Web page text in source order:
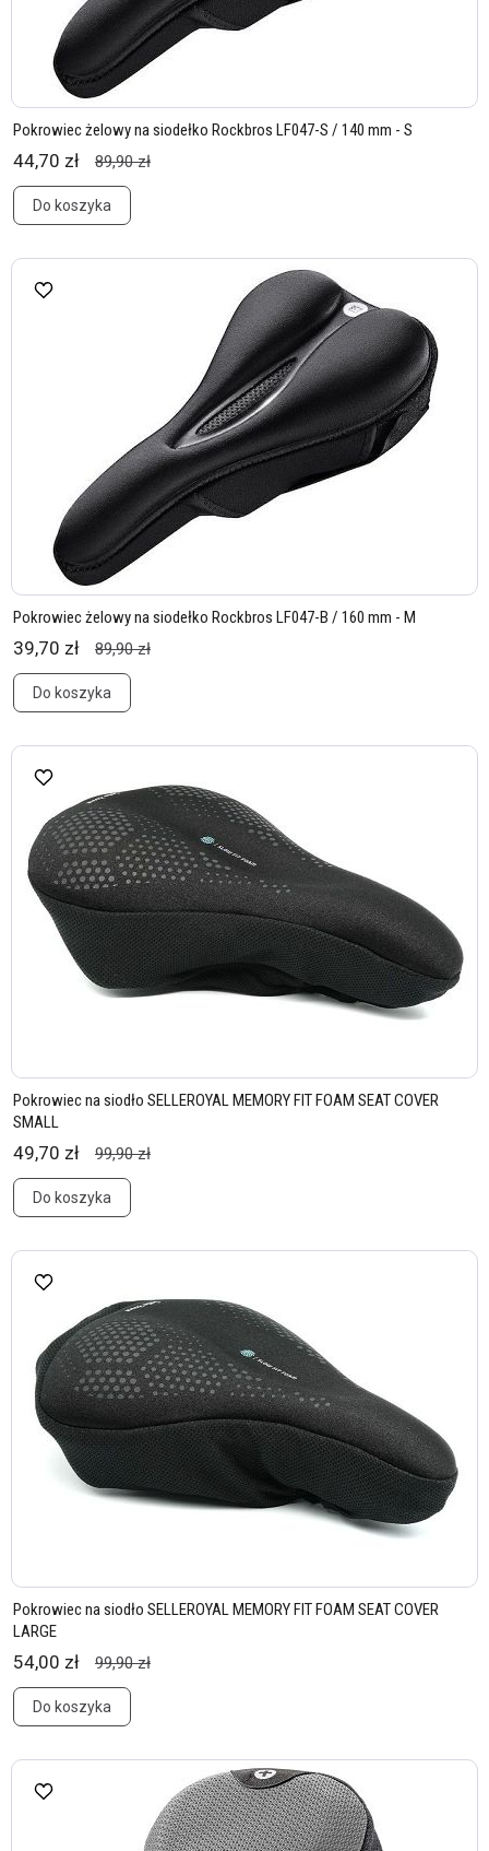
Pokrowiec żelowy na siodełko Rockbros LF047-S / 140 mm - S
44,70 zł 89,90 zł
Do koszyka
Pokrowiec żelowy na siodełko Rockbros LF047-B / 160 mm - M
39,70 zł 89,90 zł
Do koszyka
Pokrowiec na siodło SELLEROYAL MEMORY FIT FOAM SEAT COVER
SMALL
49,70 zł 99,90 zł
Do koszyka
Pokrowiec na siodło SELLEROYAL MEMORY FIT FOAM SEAT COVER
LARGE
54,00 zł 99,90 zł
Do koszyka